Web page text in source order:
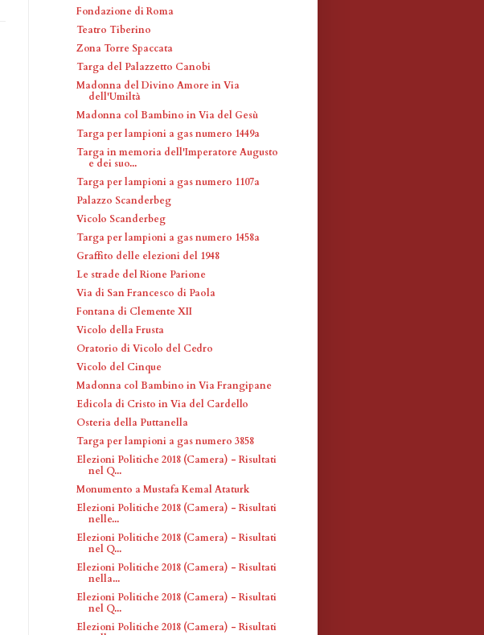
Fondazione di Roma
Teatro Tiberino
Zona Torre Spaccata
Targa del Palazzetto Canobi
Madonna del Divino Amore in Via
dell'Umiltà
Madonna col Bambino in Via del Gesù
Targa per lampioni a gas numero 1449a
Targa in memoria dell'Imperatore Augusto
e dei suo...
Targa per lampioni a gas numero 1107a
Palazzo Scanderbeg
Vicolo Scanderbeg
Targa per lampioni a gas numero 1458a
Graffito delle elezioni del 1948
Le strade del Rione Parione
Via di San Francesco di Paola
Fontana di Clemente XII
Vicolo della Frusta
Oratorio di Vicolo del Cedro
Vicolo del Cinque
Madonna col Bambino in Via Frangipane
Edicola di Cristo in Via del Cardello
Osteria della Puttanella
Targa per lampioni a gas numero 3858
Elezioni Politiche 2018 (Camera) - Risultati
nel Q...
Monumento a Mustafa Kemal Ataturk
Elezioni Politiche 2018 (Camera) - Risultati
nelle...
Elezioni Politiche 2018 (Camera) - Risultati
nel Q...
Elezioni Politiche 2018 (Camera) - Risultati
nella...
Elezioni Politiche 2018 (Camera) - Risultati
nel Q...
Elezioni Politiche 2018 (Camera) - Risultati